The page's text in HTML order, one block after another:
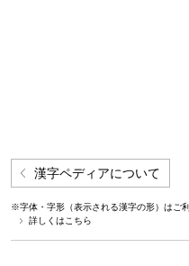
漢字ペディアについて
※字体・字形（表示される漢字の形）はご
詳しくはこちら